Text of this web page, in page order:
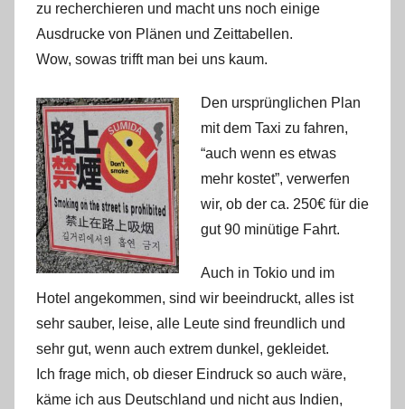
zu recherchieren und macht uns noch einige
Ausdrucke von Plänen und Zeittabellen.
Wow, sowas trifft man bei uns kaum.
Den ursprünglichen Plan
mit dem Taxi zu fahren,
“auch wenn es etwas
mehr kostet”, verwerfen
wir, ob der ca. 250€ für die
gut 90 minütige Fahrt.
Auch in Tokio und im
Hotel angekommen, sind wir beeindruckt, alles ist
sehr sauber, leise, alle Leute sind freundlich und
sehr gut, wenn auch extrem dunkel, gekleidet.
Ich frage mich, ob dieser Eindruck so auch wäre,
käme ich aus Deutschland und nicht aus Indien,